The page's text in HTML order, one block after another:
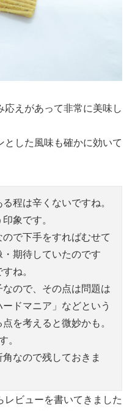
応えがあって非常に美味し
した風味も確かに効いて
程は辛くないですね。
象です。
で下手をすればむせて
期待していたのです
ね。
ので、その点は問題は
ドマニア」などという
を考えると微妙かも。
なので残しておきま
ビューを書いてきました